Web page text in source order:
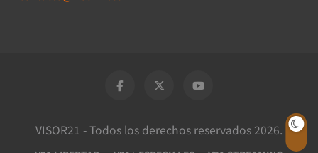
VISOR21 - Todos los derechos reservados 2026.